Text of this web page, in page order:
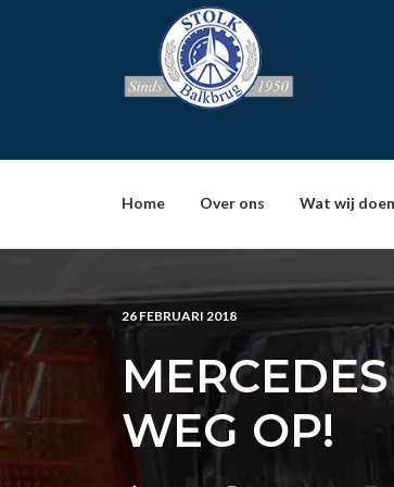
Home Over ons Wat wij doen
26 FEBRUARI 2018
WEG OP!